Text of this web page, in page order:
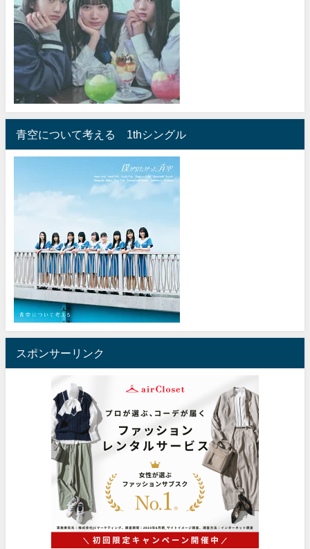
青空について考える 1thシングル
スポンサーリンク